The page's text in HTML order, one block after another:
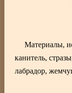
Материалы,
канитель,
лабрадор,